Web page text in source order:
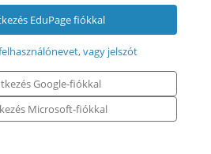
EduPage fiókkal
vagy jelszót
Google-fiókkal
Microsoft-fiókkal